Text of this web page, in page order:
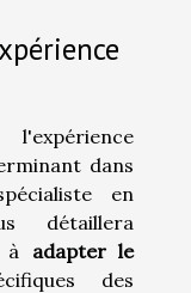
dans
en
détaillera
à adapter le
des